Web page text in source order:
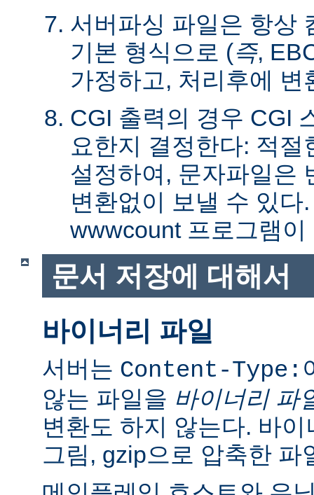
서버파싱 파일은 항상
기본 형식으로 (즉,
가정하고, 처리후에 변
CGI 출력의 경우 CGI
요한지 결정한다: 적
설정하여, 문자파일은
변환없이 보낼 수 있다
wwwcount 프로그램
문서 저장에 대해서
바이너리 파일
서버는 Content-Type:
않는 파일을 바이너리 파
변환도 하지 않는다. 바
그림, gzip으로 압축한 파